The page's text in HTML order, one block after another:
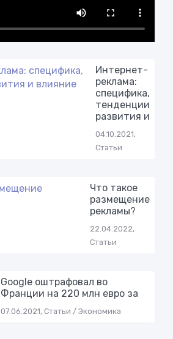
Интернет-
реклама:
специфика,
тенденции
развития и
04.10.2021,
Статьи
Что такое
размещение
рекламы?
22.04.2022,
Статьи
Google оштрафовал во
Франции на 220 млн евро за
07.06.2021, Статьи / Экономика